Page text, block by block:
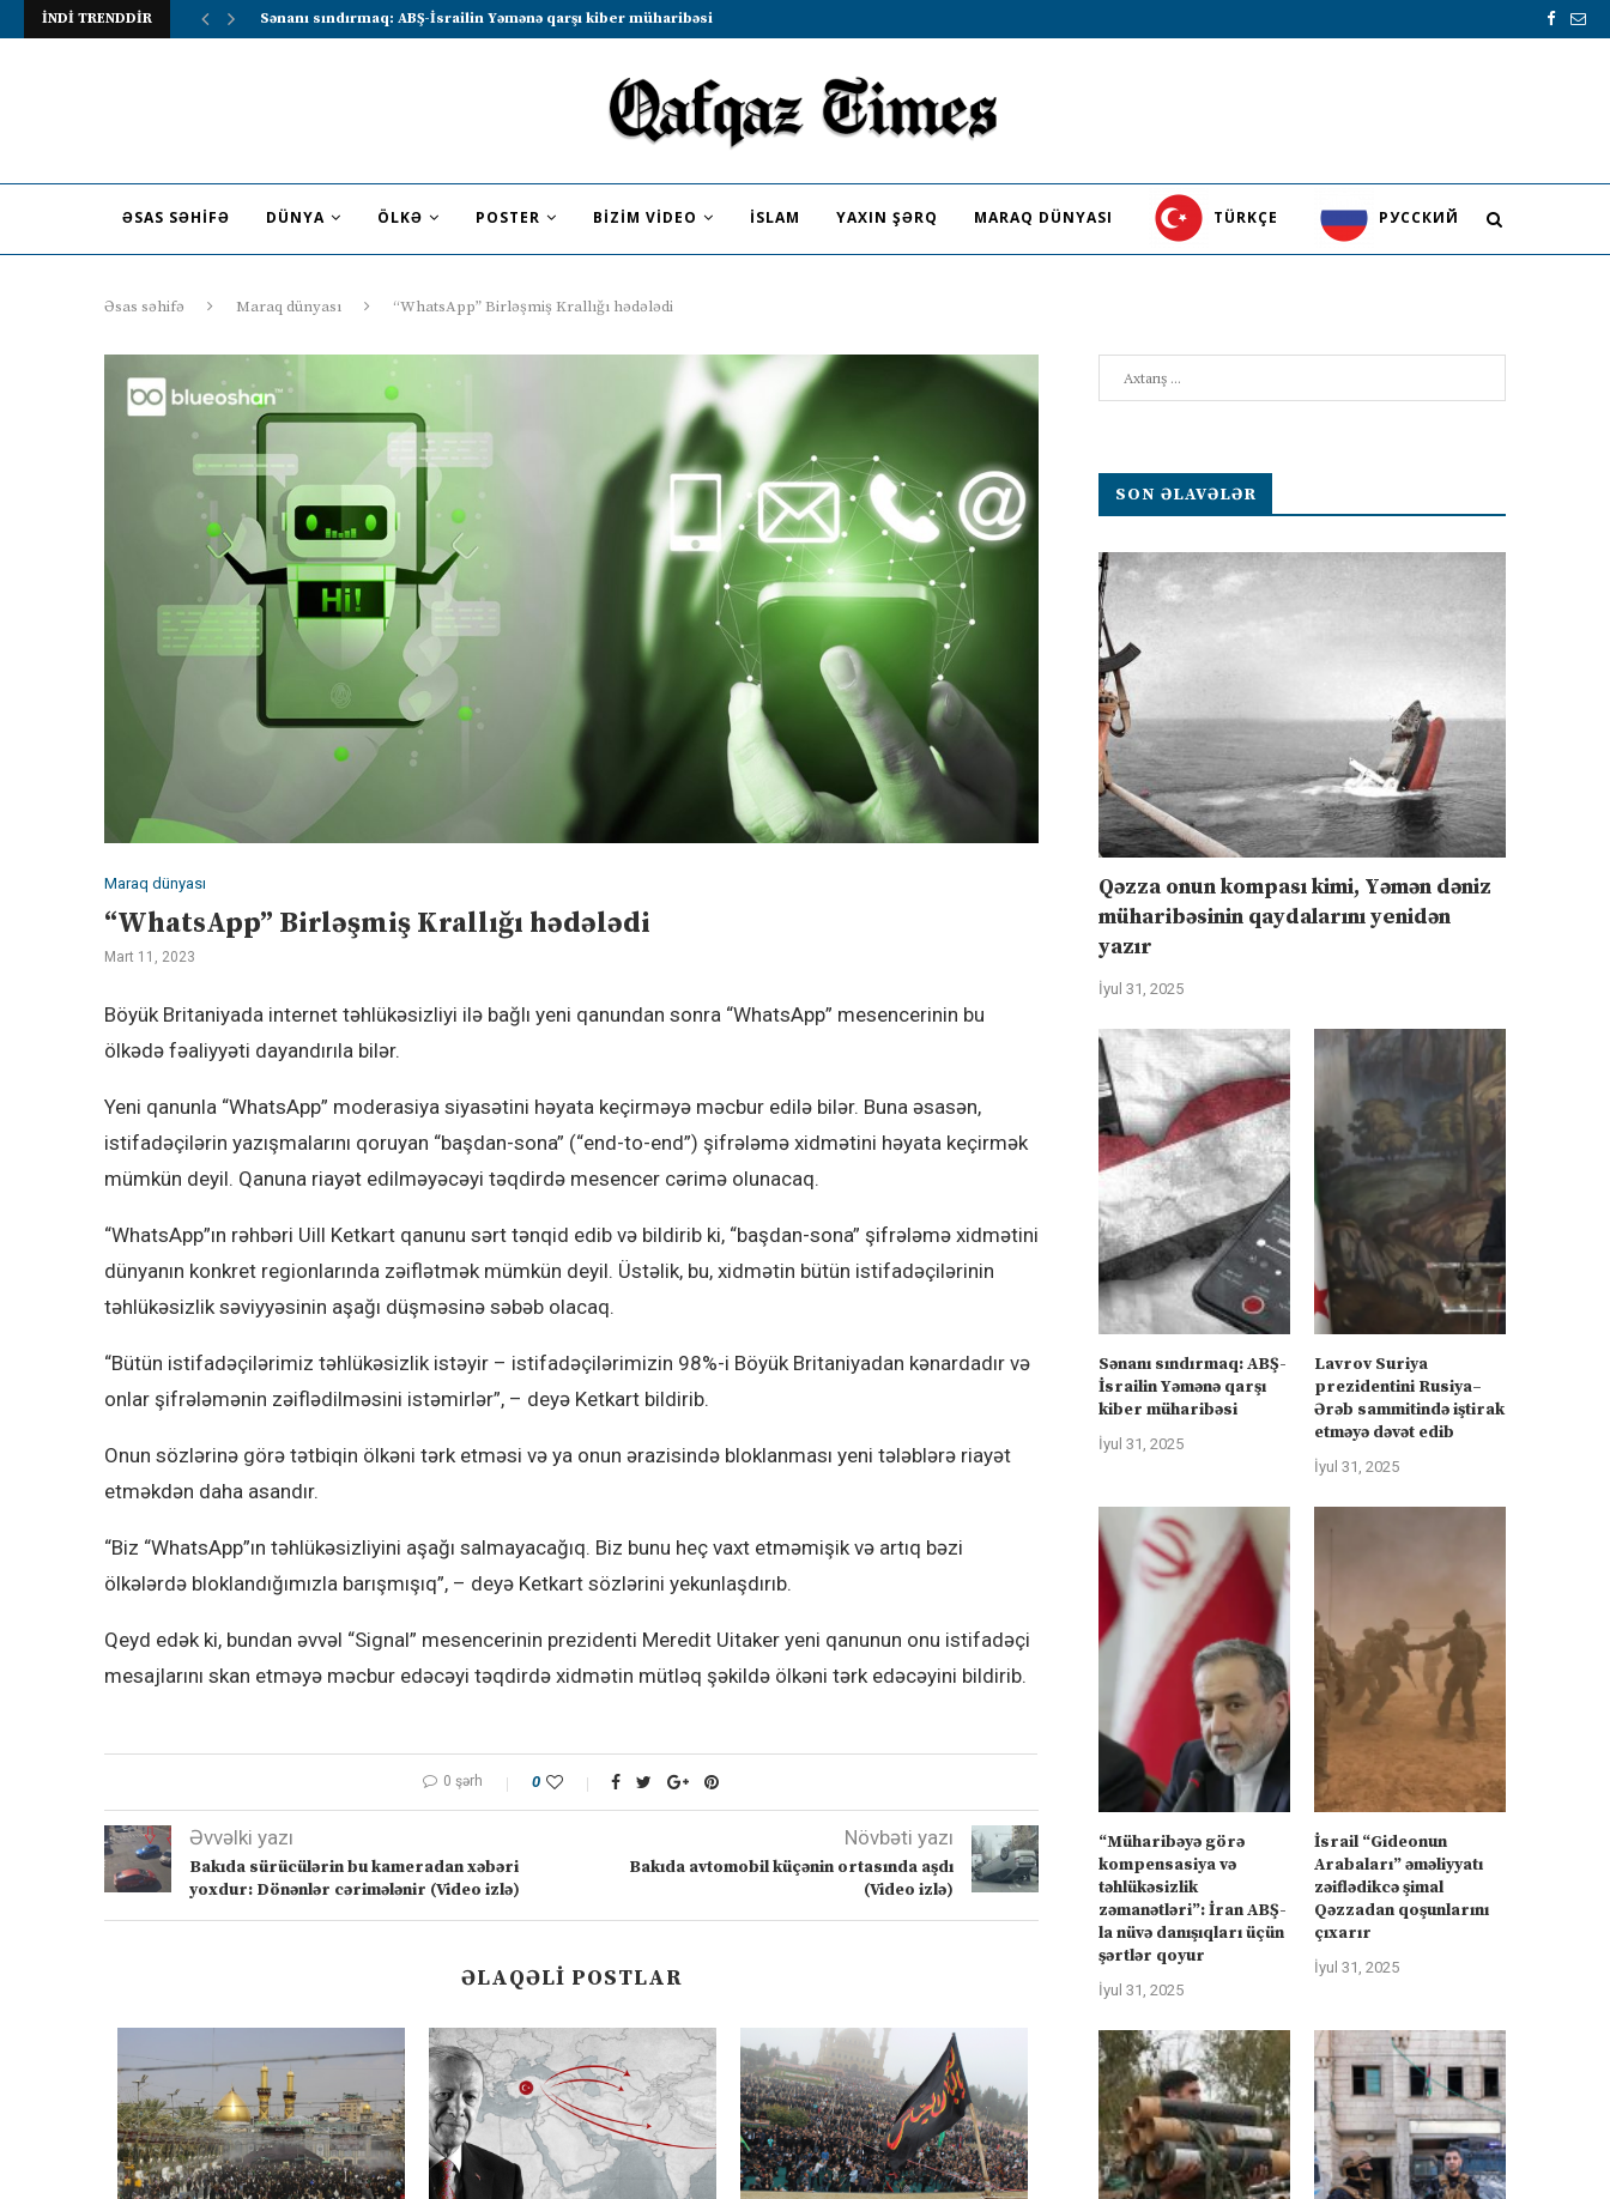
İNDİ TRENDDİR Lavrov Suriya prezidentini Rusiya–Ərəb sammitində iştirak etməyə dəvət...
ƏSAS SƏHIFƏ DÜNYA ÖLKƏ POSTER BIZIM VIDEO İSLAM YAXIN ŞƏRQ MARAQ DÜNYASI TÜRKÇE PУССКИЙ
Əsas səhifə Maraq dünyası “WhatsApp” Birləşmiş Krallığı hədələdi
Maraq dünyası
“WhatsApp” Birləşmiş Krallığı hədələdi
Mart 11, 2023
Böyük Britaniyada internet təhlükəsizliyi ilə bağlı yeni qanundan sonra “WhatsApp” mesencerinin bu
ölkədə fəaliyyəti dayandırıla bilər.
Yeni qanunla “WhatsApp” moderasiya siyasətini həyata keçirməyə məcbur edilə bilər. Buna əsasən,
istifadəçilərin yazışmalarını qoruyan “başdan-sona” (“end-to-end”) şifrələmə xidmətini həyata keçirmək
mümkün deyil. Qanuna riayət edilməyəcəyi təqdirdə mesencer cərimə olunacaq.
“WhatsApp”ın rəhbəri Uill Ketkart qanunu sərt tənqid edib və bildirib ki, “başdan-sona” şifrələmə xidmətini
dünyanın konkret regionlarında zəiflətmək mümkün deyil. Üstəlik, bu, xidmətin bütün istifadəçilərinin
təhlükəsizlik səviyyəsinin aşağı düşməsinə səbəb olacaq.
“Bütün istifadəçilərimiz təhlükəsizlik istəyir – istifadəçilərimizin 98%-i Böyük Britaniyadan kənardadır və
onlar şifrələmənin zəiflədilməsini istəmirlər”, – deyə Ketkart bildirib.
Onun sözlərinə görə tətbiqin ölkəni tərk etməsi və ya onun ərazisində bloklanması yeni tələblərə riayət
etməkdən daha asandır.
“Biz “WhatsApp”ın təhlükəsizliyini aşağı salmayacağıq. Biz bunu heç vaxt etməmişik və artıq bəzi
ölkələrdə bloklandığımızla barışmışıq”, – deyə Ketkart sözlərini yekunlaşdırıb.
Qeyd edək ki, bundan əvvəl “Signal” mesencerinin prezidenti Meredit Uitaker yeni qanunun onu istifadəçi
mesajlarını skan etməyə məcbur edəcəyi təqdirdə xidmətin mütləq şəkildə ölkəni tərk edəcəyini bildirib.
0 şərh 0
Əvvəlki yazı
Bakıda sürücülərin bu kameradan xəbəri
yoxdur: Dönənlər cərimələnir (Video izlə)
Növbəti yazı
Bakıda avtomobil küçənin ortasında aşdı
(Video izlə)
ƏLAQƏLI POSTLAR
SON ƏLAVƏLƏR
Qəzza onun kompası kimi, Yəmən dəniz
müharibəsinin qaydalarını yenidən
yazır
İyul 31, 2025
Sənanı sındırmaq: ABŞ-
İsrailin Yəmənə qarşı
kiber müharibəsi
İyul 31, 2025
Lavrov Suriya
prezidentini Rusiya–
Ərəb sammitində iştirak
etməyə dəvət edib
İyul 31, 2025
“Müharibəyə görə
kompensasiya və
təhlükəsizlik
zəmanətləri”: İran ABŞ-
la nüvə danışıqları üçün
şərtlər qoyur
İyul 31, 2025
İsrail “Gideonun
Arabaları” əməliyyatı
zəiflədikcə şimal
Qəzzadan qoşunlarını
çıxarır
İyul 31, 2025